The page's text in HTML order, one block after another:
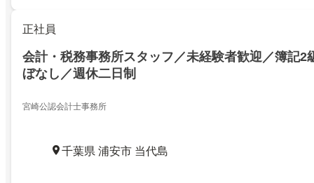
正社員
会計・税務事務所スタッフ／未経験者歓迎／簿記2
ぼなし／週休二日制
宮崎公認会計士事務所
千葉県 浦安市 当代島